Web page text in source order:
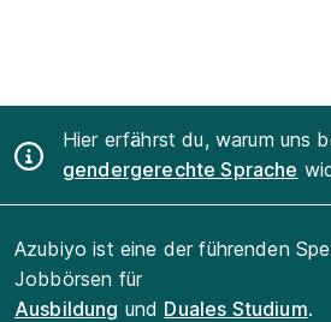
Hier erfährst du, warum uns
gendergerechte Sprache
Azubiyo ist eine der führenden
Jobbörsen für
Ausbildung und Duales Studium.